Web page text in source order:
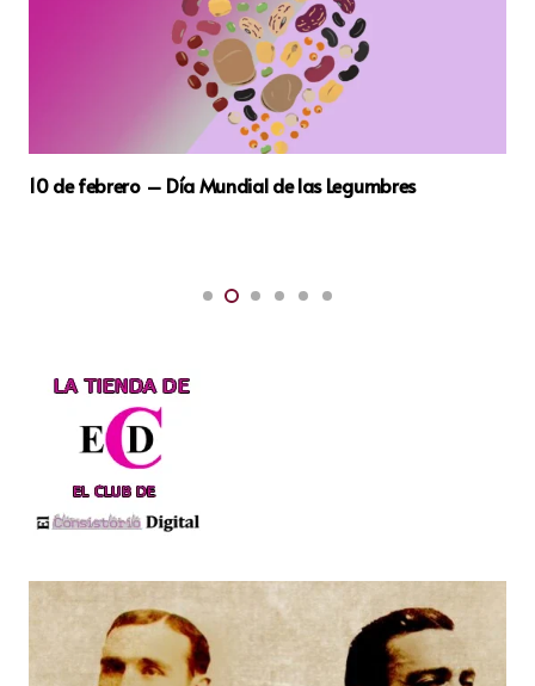
14 de febrero – Día de los Enamorados o de